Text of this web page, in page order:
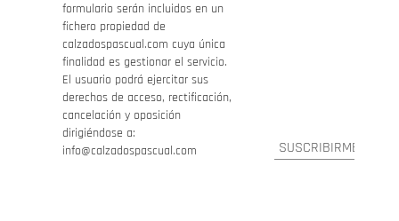
formulario serán incluidos en un
fichero propiedad de
calzadospascual.com cuya única
finalidad es gestionar el servicio.
El usuario podrá ejercitar sus
derechos de acceso, rectificación,
cancelación y oposición
dirigiéndose a:
info@calzadospascual.com